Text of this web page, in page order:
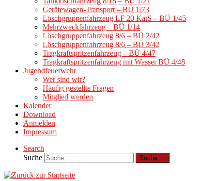
Gerätewagen-Transport – BÜ 1/73
Löschgruppenfahrzeug LF 20 KatS – BÜ 1/45
Mehrzweckfahrzeug – BÜ 1/14
Löschgruppenfahrzeug 8/6 – BÜ 2/42
Löschgruppenfahrzeug 8/6 – BÜ 3/42
Tragkraftspritzenfahrzeug – BÜ 4/47
Tragkraftspritzenfahrzeug mit Wasser BÜ 4/48
Jugendfeuerwehr
Wer sind wir?
Häufig gestellte Fragen
Mitglied werden
Kalender
Download
Anmelden
Impressum
Search
Suche
Suche …